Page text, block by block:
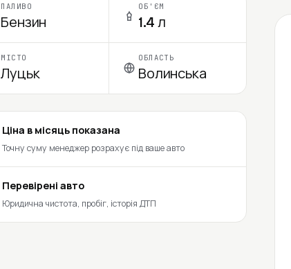
ПАЛИВО
Бензин
ОБ'ЄМ
1.4 л
МІСТО
Луцьк
ОБЛАСТЬ
Волинська
Ціна в місяць показана
Точну суму менеджер розрахує під ваше авто
Перевірені авто
Юридична чистота, пробіг, історія ДТП